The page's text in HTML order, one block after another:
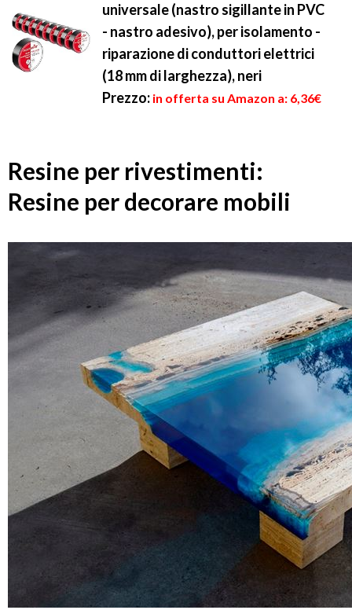
universale (nastro sigillante in PVC
- nastro adesivo), per isolamento -
riparazione di conduttori elettrici
(18 mm di larghezza), neri
Prezzo: in offerta su Amazon a: 6,36€
Resine per rivestimenti:
Resine per decorare mobili